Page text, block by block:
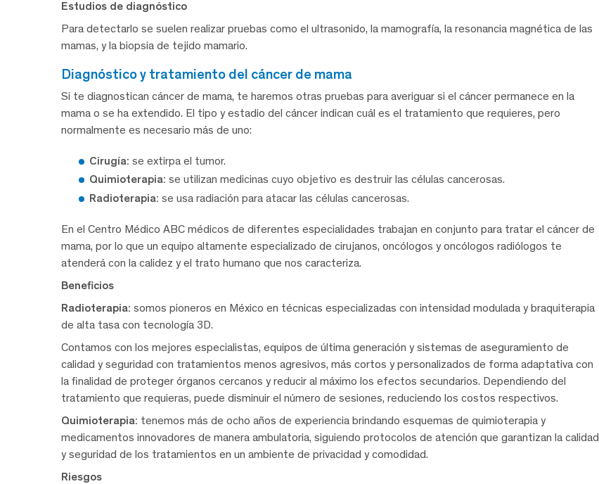
Estudios de diagnóstico
Para detectarlo se suelen realizar pruebas como el ultrasonido, la mamografía, la resonancia magnética de las
mamas, y la biopsia de tejido mamario.
diagnóstico y tratamiento del cáncer de mama
Si te diagnostican cáncer de mama, te haremos otras pruebas para averiguar si el cáncer permanece en la
mama o se ha extendido. El tipo y estadio del cáncer indican cuál es el tratamiento que requieres, pero
normalmente es necesario más de uno:
Cirugía: se extirpa el tumor.
Quimioterapia: se utilizan medicinas cuyo objetivo es destruir las células cancerosas.
Radioterapia: se usa radiación para atacar las células cancerosas.
En el Centro Médico ABC médicos de diferentes especialidades trabajan en conjunto para tratar el cáncer de
mama, por lo que un equipo altamente especializado de cirujanos, oncólogos y oncólogos radiólogos te
atenderá con la calidez y el trato humano que nos caracteriza.
Beneficios
Radioterapia: somos pioneros en México en técnicas especializadas con intensidad modulada y braquiterapia
de alta tasa con tecnología 3D.
Contamos con los mejores especialistas, equipos de última generación y sistemas de aseguramiento de
calidad y seguridad con tratamientos menos agresivos, más cortos y personalizados de forma adaptativa con
la finalidad de proteger órganos cercanos y reducir al máximo los efectos secundarios. Dependiendo del
tratamiento que requieras, puede disminuir el número de sesiones, reduciendo los costos respectivos.
Quimioterapia: tenemos más de ocho años de experiencia brindando esquemas de quimioterapia y
medicamentos innovadores de manera ambulatoria, siguiendo protocolos de atención que garantizan la calidad
y seguridad de los tratamientos en un ambiente de privacidad y comodidad.
Riesgos